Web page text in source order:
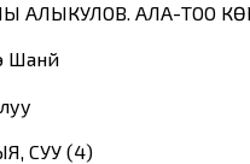
АЛЫКУЛОВ. АЛА-ТОО
СУУ (4)